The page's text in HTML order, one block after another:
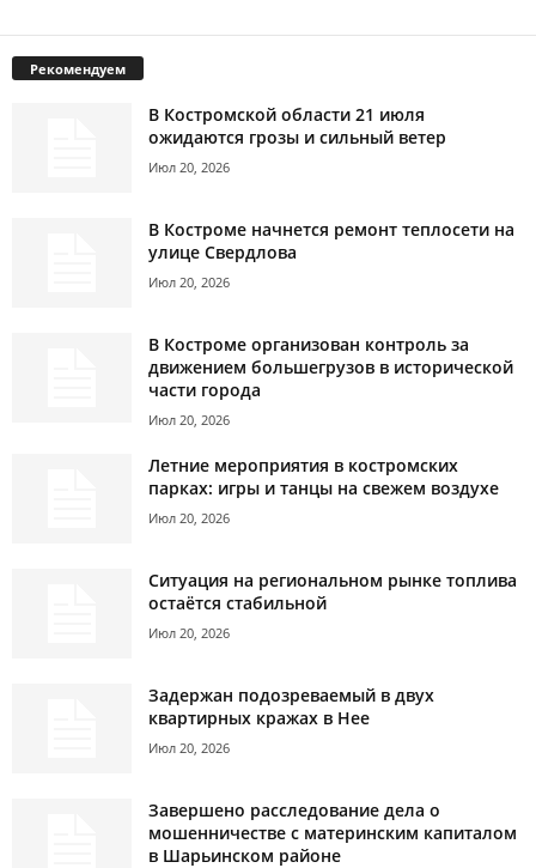
Рекомендуем
В Костромской области 21 июля
ожидаются грозы и сильный ветер
Июл 20, 2026
В Костроме начнется ремонт теплосети на
улице Свердлова
Июл 20, 2026
В Костроме организован контроль за
движением большегрузов в исторической
части города
Июл 20, 2026
Летние мероприятия в костромских
парках: игры и танцы на свежем воздухе
Июл 20, 2026
Ситуация на региональном рынке топлива
остаётся стабильной
Июл 20, 2026
Задержан подозреваемый в двух
квартирных кражах в Нее
Июл 20, 2026
Завершено расследование дела о
мошенничестве с материнским капиталом
в Шарьинском районе